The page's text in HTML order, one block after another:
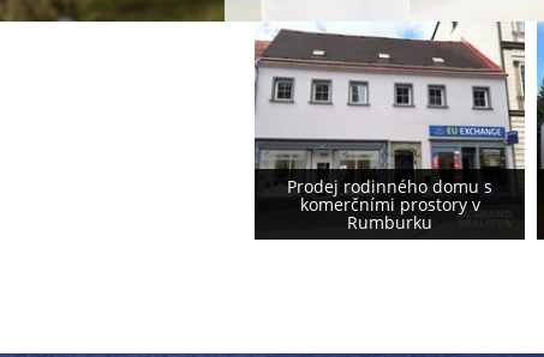
Prodej rodinného domu
podstávkového typu ve
Varnsdorfu